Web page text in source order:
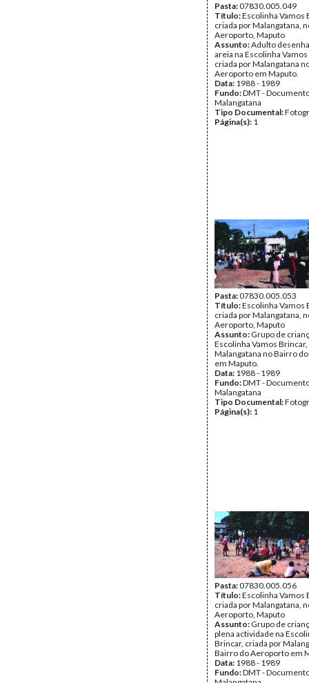
Pasta:07830.005.049
Título:Escolinha Vamos
criada por Malangatana,
Aeroporto, Maputo
Assunto:Adulto
areia na Escolinha
criada por Malangatana
Aeroporto em Maputo.
Data: 1988 - 1989
Fundo:DMT -
Malangatana
Tipo Documental:
Página(s): 1
Pasta:07830.005.053
Título:Escolinha Vamos
criada por Malangatana,
Aeroporto, Maputo
Assunto: Grupo de
Escolinha Vamos
Malangatana no Bairro
em Maputo.
Data: 1988 - 1989
Fundo:DMT -
Malangatana
Tipo Documental:
Página(s): 1
Pasta:07830.005.056
Título:Escolinha Vamos
criada por Malangatana,
Aeroporto, Maputo
Assunto: Grupo de
plena actividade na
Brincar, criada por
Bairro do Aeroporto em
Data: 1988 - 1989
Fundo:DMT -